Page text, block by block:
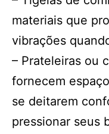
materiais que
vibrações
– Prateleiras ou
fornecem
se deitarem
pressionar seus